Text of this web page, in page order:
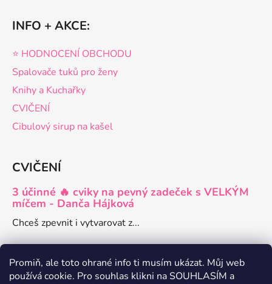
Promiň, ale toto ohrané info ti musím ukázat. Můj web
používá cookie. Pro souhlas klikni na SOUHLASÍM a
INFO + AKCE:
⭐️ HODNOCENÍ OBCHODU
Spalovače tuků pro ženy
Knihy a Kuchařky
CVIČENÍ
Cibulový sirup na kašel
CVIČENÍ
3 účinné 🔥 cviky na pevný zadeček s VELKÝM
míčem - Danča Hájková
Chceš zpevnit i vytvarovat z...